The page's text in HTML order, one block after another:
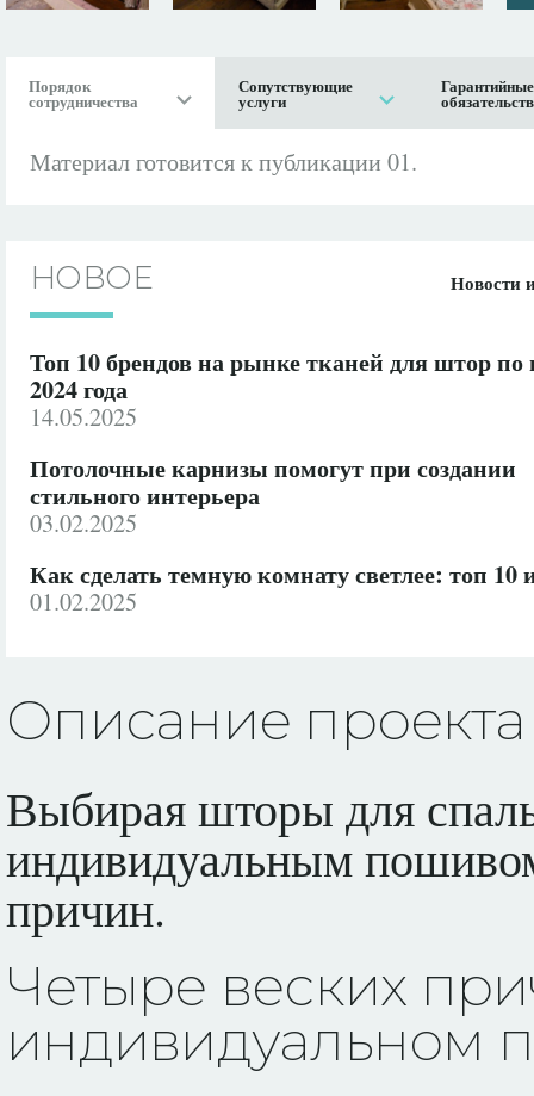
Порядок
сотрудничества
Сопутствующие
услуги
Гарантийные
Материал готовится к публикации 01.
НОВОЕ
Топ 10 брендов на рынке тканей для штор по
2024 года
14.05.2025
Потолочные карнизы помогут при создании
стильного интерьера
03.02.2025
Как сделать темную комнату светлее: топ 10
01.02.2025
Новости
Описание проекта
Выбирая шторы для
индивидуальным
причин.
Четыре веских
индивидуальном